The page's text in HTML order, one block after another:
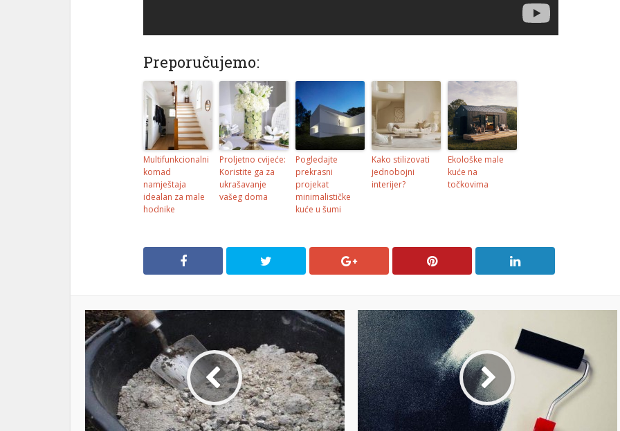
Preporučujemo:
Multifunkcionalni
komad
namještaja
idealan za male
hodnike
Proljetno cvijeće:
Koristite ga za
ukrašavanje
vašeg doma
Pogledajte
prekrasni
projekat
minimalističke
kuće u šumi
Kako stilizovati
jednobojni
interijer?
Ekološke male
kuće na
točkovima